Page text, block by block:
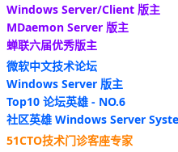
Windows Server/Client 版主
MDaemon Server 版主
蝉联六届优秀版主
微软中文技术论坛
Windows Server 版主
Top10 论坛英雄 - NO.6
社区英雄 Windows Server
51CTO技术门诊客座专家